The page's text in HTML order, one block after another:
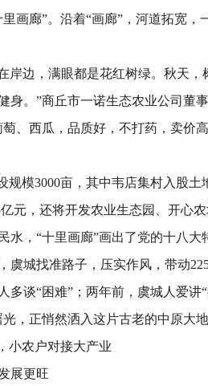
画廊”。沿着“画廊”，河道拓宽，
边，满眼都是花红树绿。秋天，
身。”商丘市一诺生态农业公司董
萄、西瓜，品质好，不打药，卖价
模3000亩，其中韦店集村入股土
元，还将开发农业生态园、开心
，“十里画廊”画出了党的十八大
虞城找准路子，压实作风，带动
谈“困难”；两年前，虞城人爱讲“
，正悄然洒入这片古老的中原大地
农户对接大产业
展更旺